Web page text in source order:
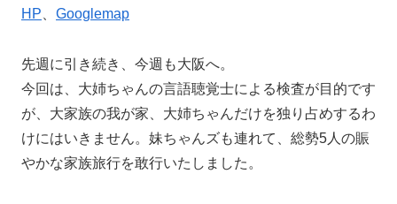
HP
Googlemap
先週に引き続き、今週も大阪へ。
今回は、大姉ちゃんの言語聴覚士による検査が目的です
が、大家族の我が家、大姉ちゃんだけを独り占めするわ
けにはいきません。妹ちゃんズも連れて、総勢5人の賑
やかな家族旅行を敢行いたしました。